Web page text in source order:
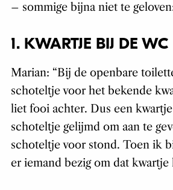
– sommige bijna niet te
1. KWARTJE BIJ DE WC
Marian: “Bij de openbare
schoteltje voor het bekende
liet fooi achter. Dus een
schoteltje gelijmd om aan te
schoteltje voor stond. Toen ik
er iemand bezig om dat kwartje